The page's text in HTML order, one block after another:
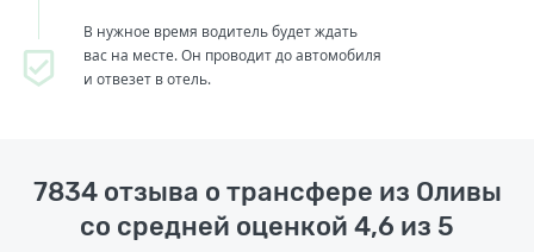
В нужное время водитель будет ждать
вас на месте. Он проводит до автомобиля
и отвезет в отель.
7834 отзыва о трансфере из Оливы
со средней оценкой 4,6 из 5